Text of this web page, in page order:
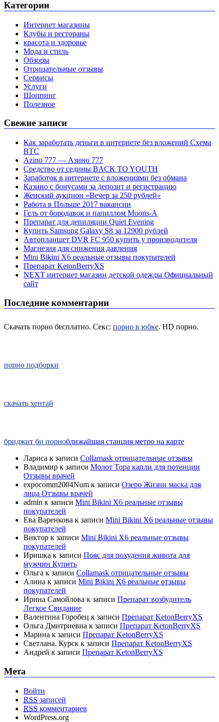
Категории
Интернет магазины
Клубы и рестораны
красота и здоровье
Мода и стиль
Обзоры
Отрицательные отзывы
Сервисы
Услуги
Шоппинг
Полезное
Свежие записи
Как заработать деньги в интернете без вложений Схема
BTC
Azino 777 — Азино 777
Средство от седины BACK TO YOUTH
Заработок в интернете с вложениями без обмана
Казино с бонусами за депозит и регистрацию
Женский аукцион «Вечер за 250 рублей»
Работа в Польше 2017 вакансии
Гель от бородавок и папиллом Moons-A
Препарат для депиляции Quiet Evening
Купить Samsung Galaxy S8 за 12900 рублей
Автопланшет DVR FC 950 купить у производителя
Магнезия для снижения давления
Mini Bikini X6 реальные отзывы покупателей
Препарат KetonBerryХS
NEXT интернет магазин детской одежды Официальный
сайт
Последние комментарии
Скачать порно бесплатно. Секс: порно в юбке. HD порно.
порно подборки
скачать хентай
бриджит би порноближайшая станция метро на карте
Лариса к записи Collamask отрицательные отзывы
Владимир к записи Молот Тора капли для потенции
Отзывы врачей
expocomm2004Num к записи Озеро Жизни маска для
лица Отзывы врачей
admin к записи Mini Bikini X6 реальные отзывы
покупателей
Ева Варенкова к записи Mini Bikini X6 реальные отзывы
покупателей
Виктор к записи Mini Bikini X6 реальные отзывы
покупателей
Иришка к записи Пояс для похудения живота для
мужчин Купить
Ольга к записи Collamask отрицательные отзывы
Алина к записи Mini Bikini X6 реальные отзывы
покупателей
Ирина Самойлова к записи Препарат возбудитель
Легкое Свидание
Валентина Горобец к записи Препарат KetonBerryХS
Ольга Дмитриевна к записи Препарат KetonBerryХS
Марина к записи Препарат KetonBerryХS
Светлана. Курск к записи Препарат KetonBerryХS
Андрей к записи Препарат KetonBerryХS
Мета
Войти
RSS записей
RSS комментариев
WordPress.org